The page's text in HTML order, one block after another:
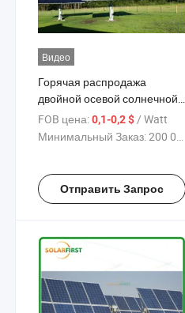
Видео
Горячая распродажа
двойной осевой солнечной
системы слежения за
солнцем 2 осевой
FOB цена:0,1-0,2 $/ Watt
Минимальный Заказ:200 000 Watt
Отправить Запрос